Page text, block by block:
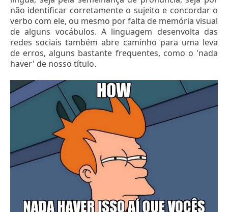
não identificar corretamente o sujeito e concordar o
verbo com ele, ou mesmo por falta de memória visual
de alguns vocábulos. A linguagem desenvolta das
redes sociais também abre caminho para uma leva
de erros, alguns bastante frequentes, como o 'nada
haver' de nosso título.